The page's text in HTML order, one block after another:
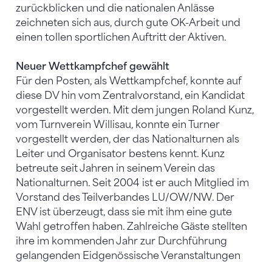
zurückblicken und die nationalen Anlässe
zeichneten sich aus, durch gute OK-Arbeit und
einen tollen sportlichen Auftritt der Aktiven.
Neuer Wettkampfchef gewählt
Für den Posten, als Wettkampfchef, konnte auf
diese DV hin vom Zentralvorstand, ein Kandidat
vorgestellt werden. Mit dem jungen Roland Kunz,
vom Turnverein Willisau, konnte ein Turner
vorgestellt werden, der das Nationalturnen als
Leiter und Organisator bestens kennt. Kunz
betreute seit Jahren in seinem Verein das
Nationalturnen. Seit 2004 ist er auch Mitglied im
Vorstand des Teilverbandes LU/OW/NW. Der
ENV ist überzeugt, dass sie mit ihm eine gute
Wahl getroffen haben. Zahlreiche Gäste stellten
ihre im kommenden Jahr zur Durchführung
gelangenden Eidgenössische Veranstaltungen